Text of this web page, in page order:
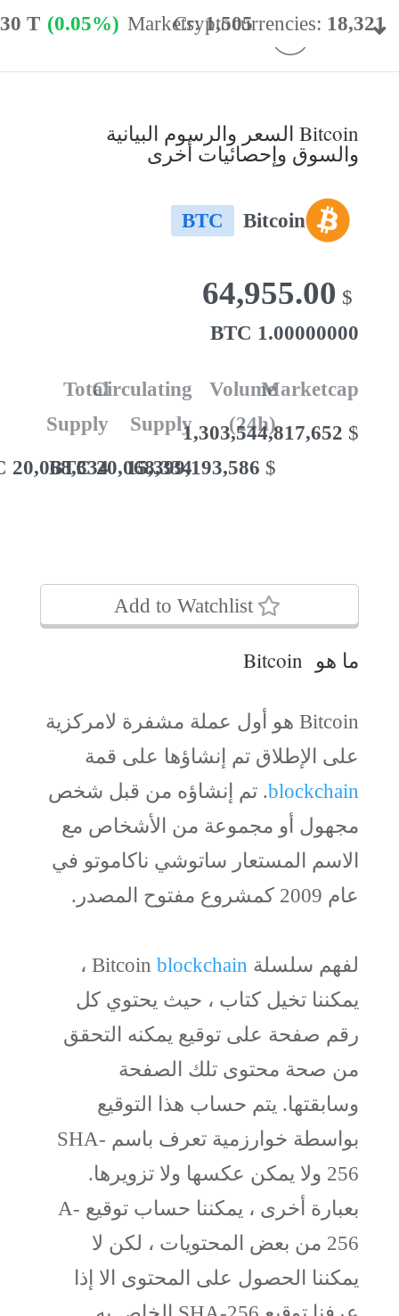
Bitcoin السعر والرسوم البيانية
والسوق وإحصائيات أخرى
Bitcoin
BTC
$
64,955.00
1.00000000 BTC
Marketcap
$
1,303,544,817,652
Volume
(24h)
$
15,399,193,586
Circulating
Supply
20,068,334 BTC
Total
Supply
20,068,334 BTC
Add to Watchlist
ما هو Bitcoin
Bitcoin هو أول عملة مشفرة لامركزية
على الإطلاق تم إنشاؤها على قمة
blockchain. تم إنشاؤه من قبل شخص
مجهول أو مجموعة من الأشخاص مع
الاسم المستعار ساتوشي ناكاموتو في
عام 2009 كمشروع مفتوح المصدر.
لفهم سلسلة Bitcoin blockchain
،
يمكننا تخيل كتاب ، حيث يحتوي كل
رقم صفحة على توقيع يمكنه التحقق
من صحة محتوى تلك الصفحة
وسابقتها. يتم حساب هذا التوقيع
بواسطة خوارزمية تعرف باسم SHA-
256 ولا يمكن عكسها ولا تزويرها.
بعبارة أخرى ، يمكننا حساب توقيع A-
256 من بعض المحتويات ، لكن لا
يمكننا الحصول على المحتوى الا إذا
Cryptocurrencies: 18,321
Markets:1,505
T (0.05%)
24h Vol:$ 35.08 B
56.69%